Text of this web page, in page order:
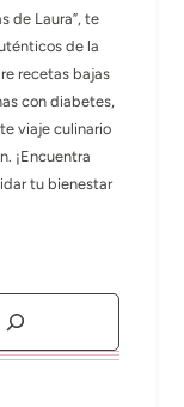
de Laura”, te
de la
recetas bajas
con diabetes,
viaje culinario
¡Encuentra
tu bienestar